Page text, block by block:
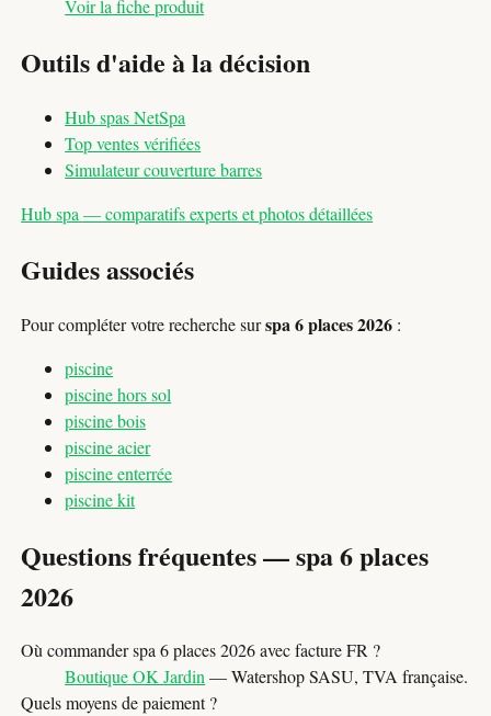
Voir la fiche produit
Outils d'aide à la décision
Hub spas NetSpa
Top ventes vérifiées
Simulateur couverture barres
Hub spa — comparatifs experts et photos détaillées
Guides associés
Pour compléter votre recherche surspa 6 places 2026 :
piscine
piscine hors sol
piscine bois
piscine acier
piscine enterrée
piscine kit
Questions fréquentes — spa 6 places
2026
Où commander spa 6 places 2026 avec facture FR ?
Boutique OK Jardin— Watershop SASU, TVA française.
Quels moyens de paiement ?